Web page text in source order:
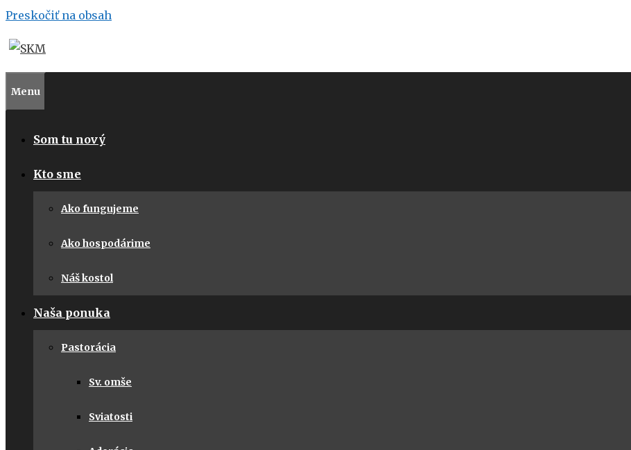
Preskočiť na obsah
Menu
Som tu nový
Kto sme
Ako fungujeme
Ako hospodárime
Náš kostol
Naša ponuka
Pastorácia
Sv. omše
Sviatosti